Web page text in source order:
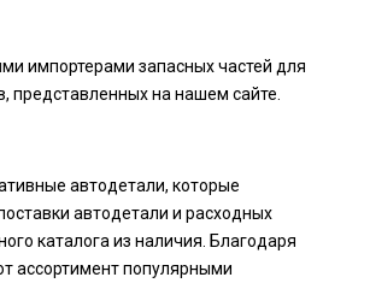
импортерами запасных частей для
представленных на нашем сайте.
автодетали, которые
автодетали и расходных
каталога из наличия. Благодаря
ассортимент популярными